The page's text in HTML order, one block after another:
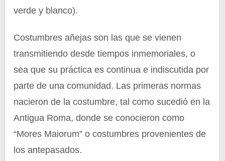
verde y blanco).
Costumbres añejas son las que se vienen
transmitiendo desde tiempos inmemoriales, o
sea que su práctica es continua e indiscutida por
parte de una comunidad. Las primeras normas
nacieron de la costumbre, tal como sucedió en la
Antigua Roma, donde se conocieron como
“Mores Maiorum” o costumbres provenientes de
los antepasados.